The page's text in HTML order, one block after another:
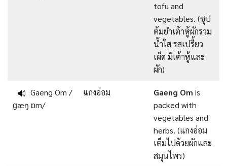
tofu and
vegetables. (ซุป
ต้มยำเต้าหู้ผักรวม
น้ำใส รสเปรี้ยว
เผ็ด มีเต้าหู้และ
ผัก)
🔊 Gaeng Om /
ɡæŋ ɒm/
แกงอ่อม Gaeng Om is
packed with
vegetables and
herbs. (แกงอ่อม
เต็มไปด้วยผักและ
สมุนไพร)